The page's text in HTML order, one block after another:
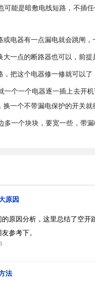
可能是暗敷电线短路，不插
电器有一点漏电就会跳闸，
一点的断路器也可以，前
把这个电器修一修就可以
一个一个电器逐一插上去开
一个不带漏电保护的开关就
多一个块块，要宽一些，带
原因
原因分析，这里总结了空
参考下。
法